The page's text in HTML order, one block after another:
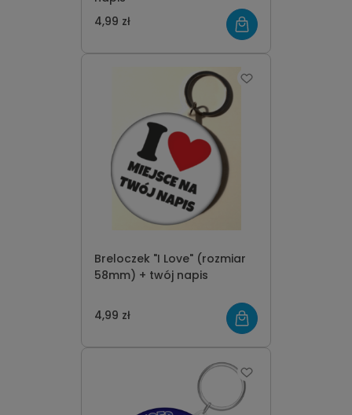
4,99 zł
Breloczek "I Love" (rozmiar
58mm) + twój napis
4,99 zł